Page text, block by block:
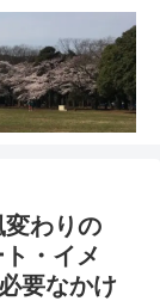
わりの
・イメ
要なかけ